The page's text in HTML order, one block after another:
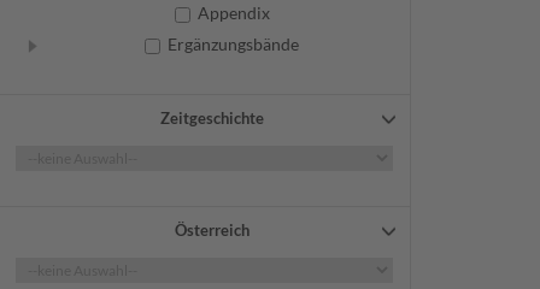
Appendix
Ergänzungsbände
Zeitgeschichte
Österreich